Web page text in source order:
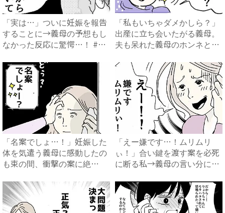
「実は…」ついに妊娠を報告
することに→義母の予想もし
なかった反応に驚愕…！ #
「私もいちゃダメかしら？」
出産に立ち会いたがる義母。
夫も呆れた義母のホンネと
「名案でしょ…！」妊娠した
体を気遣う義母に感動したの
も束の間、衝撃の案に絶
「えー嫌です…！ムリムリ
ぃ！」合い鍵を渡す案を必死
に断る私→義母の言い分にあ